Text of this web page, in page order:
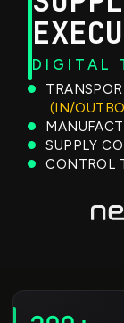
DIGITAL
(IN/
SUPPLY
CONTROL